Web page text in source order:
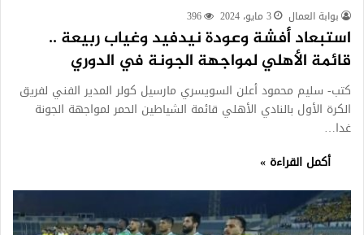
بوابة العمال 3 مايو، 2024 396
استبعاد أفشة وعودة نيدفيد وغياب ربيعة ..
قائمة الأهلي لمواجهة الجونة في الدوري
كتب- سليم محمود أعلن السويسري مارسيل كولر المدير الفني لفريق
الكرة الأول بالنادي الأهلي قائمة الشياطين الحمر لمواجهة الجونة
غدا…
أكمل القراءة »